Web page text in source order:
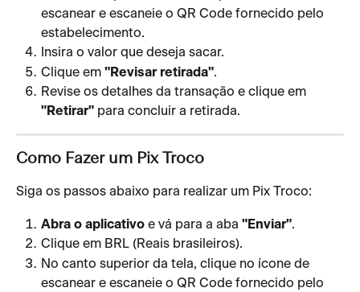
escanear e escaneie o QR Code fornecido pelo
estabelecimento.
Insira o valor que deseja sacar.
Clique em "Revisar retirada".
Revise os detalhes da transação e clique em
"Retirar" para concluir a retirada.
Como Fazer um Pix Troco
Siga os passos abaixo para realizar um Pix Troco:
Abra o aplicativo e vá para a aba "Enviar".
Clique em BRL (Reais brasileiros).
No canto superior da tela, clique no ícone de
escanear e escaneie o QR Code fornecido pelo